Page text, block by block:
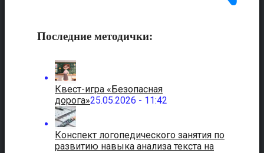
Последние методички:
Квест-игра «Безопасная
дорога»25.05.2026 - 11:42
Конспект логопедического занятия по
развитию навыка анализа текста на